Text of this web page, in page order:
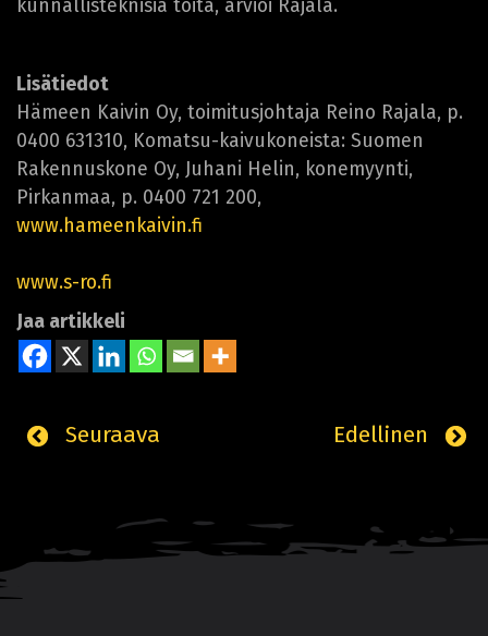
kunnallisteknisiä töitä, arvioi Rajala.
Lisätiedot
Hämeen Kaivin Oy, toimitusjohtaja Reino Rajala, p.
0400 631310, Komatsu-kaivukoneista: Suomen
Rakennuskone Oy, Juhani Helin, konemyynti,
Pirkanmaa, p. 0400 721 200,
www.hameenkaivin.fi
www.s-ro.fi
Jaa artikkeli
Edellinen
Seuraava